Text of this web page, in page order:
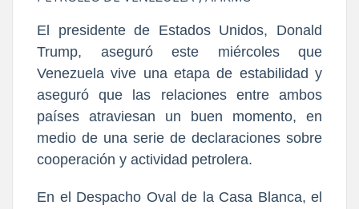
El presidente de Estados Unidos, Donald
Trump, aseguró este miércoles que
Venezuela vive una etapa de estabilidad y
aseguró que las relaciones entre ambos
países atraviesan un buen momento, en
medio de una serie de declaraciones sobre
cooperación y actividad petrolera.
En el Despacho Oval de la Casa Blanca, el